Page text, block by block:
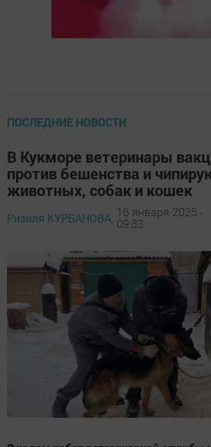
ПОСЛЕДНИЕ НОВОСТИ
В Кукморе ветеринары
против бешенства и
животных, собак и кошек
Ризиля КУРБАНОВА, 16 января 2025 -
09:33